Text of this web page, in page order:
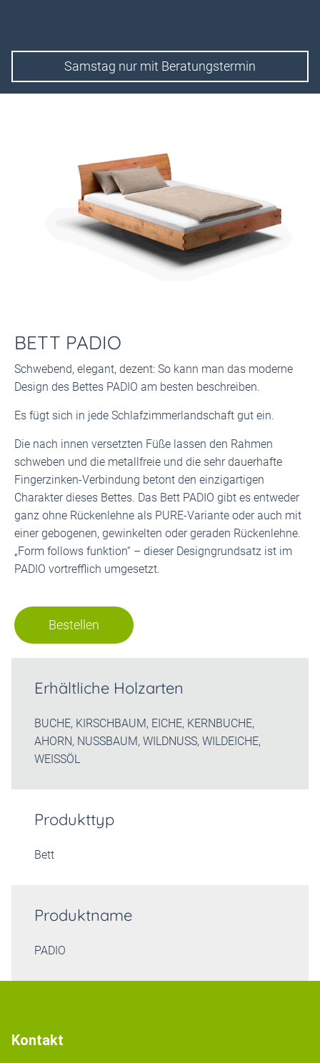
Samstag nur mit Beratungstermin
BETT PADIO
Schwebend, elegant, dezent: So kann man das moderne
Design des Bettes PADIO am besten beschreiben.
Es fügt sich in jede Schlafzimmerlandschaft gut ein.
Die nach innen versetzten Füße lassen den Rahmen
schweben und die metallfreie und die sehr dauerhafte
Fingerzinken-Verbindung betont den einzigartigen
Charakter dieses Bettes. Das Bett PADIO gibt es entweder
ganz ohne Rückenlehne als PURE-Variante oder auch mit
einer gebogenen, gewinkelten oder geraden Rückenlehne.
„Form follows funktion“ – dieser Designgrundsatz ist im
PADIO vortrefflich umgesetzt.
Bestellen
Erhältliche Holzarten
BUCHE, KIRSCHBAUM, EICHE, KERNBUCHE,
AHORN, NUSSBAUM, WILDNUSS, WILDEICHE,
WEISSÖL
Produkttyp
Bett
Produktname
PADIO
Kontakt